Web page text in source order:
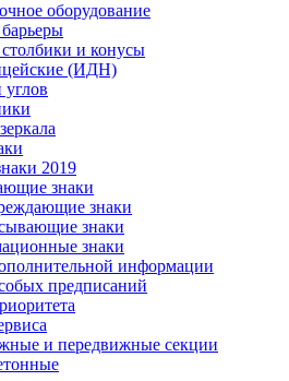
оборудование
и конусы
(ИДН)
углов
2019
знаки
знаки
знаки
знаки
информации
предписаний
и передвижные секции